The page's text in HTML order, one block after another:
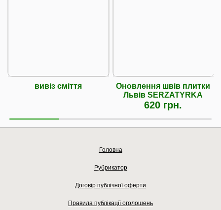
вивіз сміття
Оновлення швів плитки
Львів SERZATYRKA
620 грн.
Головна
Рубрикатор
Договір публічної оферти
Правила публікації оголошень